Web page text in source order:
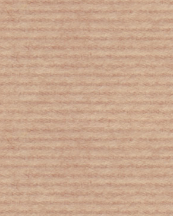
Μαίνεται η «μάχη» για τον
Βόρειου & Νότιου Πόλου